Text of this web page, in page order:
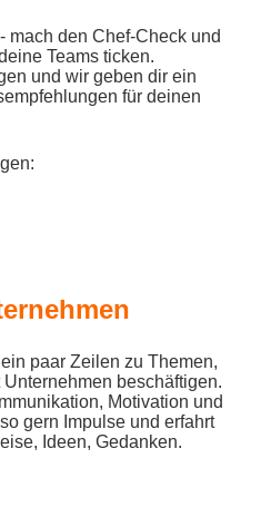
mach den Chef-Check und
Teams ticken.
und wir geben dir ein
für deinen
paar Zeilen zu Themen,
beschäftigen.
Motivation und
gern Impulse und erfahrt
Ideen, Gedanken.